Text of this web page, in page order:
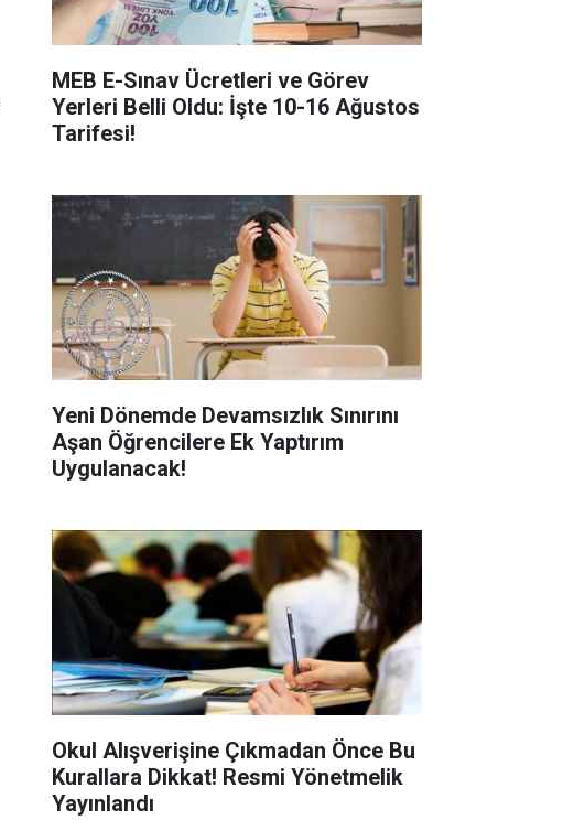
MEB E-Sınav Ücretleri ve Görev
Yerleri Belli Oldu: İşte 10-16 Ağustos
Tarifesi!
Yeni Dönemde Devamsızlık Sınırını
Aşan Öğrencilere Ek Yaptırım
Uygulanacak!
Okul Alışverişine Çıkmadan Önce Bu
Kurallara Dikkat! Resmi Yönetmelik
Yayınlandı